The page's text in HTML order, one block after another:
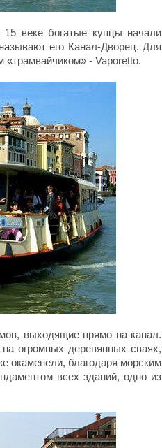
15 веке богатые купцы начали
его Канал-Дворец. Для
«трамвайчиком» - Vaporetto.
выходящие прямо на канал.
огромных деревянных сваях,
окаменели, благодаря морским
всех зданий, одно из